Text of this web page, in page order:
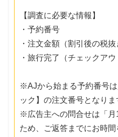
【調査に必要な情報】
・予約番号
・注文金額（割引後の税抜
・旅行完了（チェックア
※AJから始まる予約番号
ック】の注文番号となりま
※広告主への問合せは「月
ため、ご返答までにお時